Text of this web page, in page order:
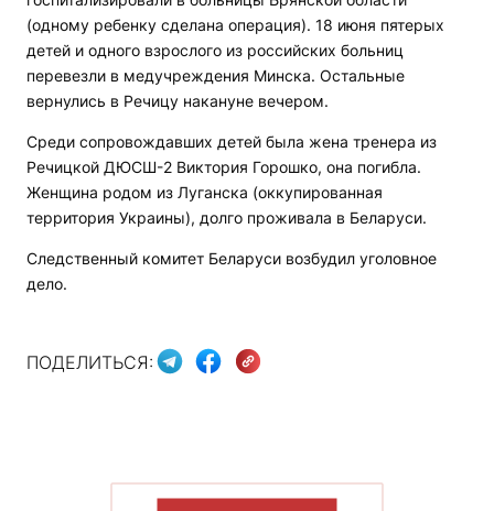
(одному ребенку сделана операция). 18 июня пятерых
детей и одного взрослого из российских больниц
перевезли в медучреждения Минска. Остальные
вернулись в Речицу накануне вечером.
Среди сопровождавших детей была жена тренера из
Речицкой ДЮСШ-2 Виктория Горошко, она погибла.
Женщина родом из Луганска (оккупированная
территория Украины), долго проживала в Беларуси.
Следственный комитет Беларуси возбудил уголовное
дело.
ПОДЕЛИТЬСЯ: